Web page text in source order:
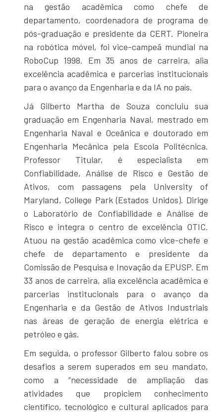
na gestão acadêmica como chefe de
departamento, coordenadora de programa de
pós-graduação e presidente da CERT. Pioneira
na robótica móvel, foi vice-campeã mundial na
RoboCup 1998. Em 35 anos de carreira, alia
excelência acadêmica e parcerias institucionais
para o avanço da Engenharia e da IA no país.
Já Gilberto Martha de Souza concluiu sua
graduação em Engenharia Naval, mestrado em
Engenharia Naval e Oceânica e doutorado em
Engenharia Mecânica pela Escola Politécnica.
Professor Titular, é especialista em
Confiabilidade, Análise de Risco e Gestão de
Ativos, com passagens pela University of
Maryland, College Park (Estados Unidos). Dirige
o Laboratório de Confiabilidade e Análise de
Risco e integra o centro de excelência OTIC.
Atuou na gestão acadêmica como vice-chefe e
chefe de departamento e presidente da
Comissão de Pesquisa e Inovação da EPUSP. Em
33 anos de carreira, alia excelência acadêmica e
parcerias institucionais para o avanço da
Engenharia e da Gestão de Ativos Industriais
nas áreas de geração de energia elétrica e
petróleo e gás.
Em seguida, o professor Gilberto falou sobre os
desafios a serem superados em seu mandato,
como a “necessidade de ampliação das
atividades que propiciem conhecimento
científico, tecnológico e cultural aplicados para